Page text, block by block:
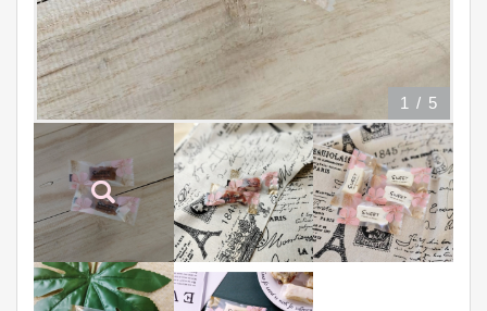
1 / 5